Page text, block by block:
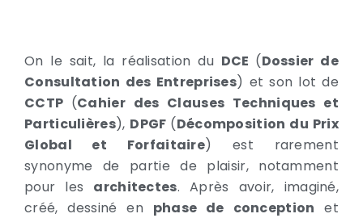
On le sait, la réalisation du DCE (Dossier de
Consultation des Entreprises) et son lot de
CCTP (Cahier des Clauses Techniques et
Particulières), DPGF (Décomposition du Prix
Global et Forfaitaire) est rarement
synonyme de partie de plaisir, notamment
pour les architectes. Après avoir, imaginé,
créé, dessiné en phase de conception et